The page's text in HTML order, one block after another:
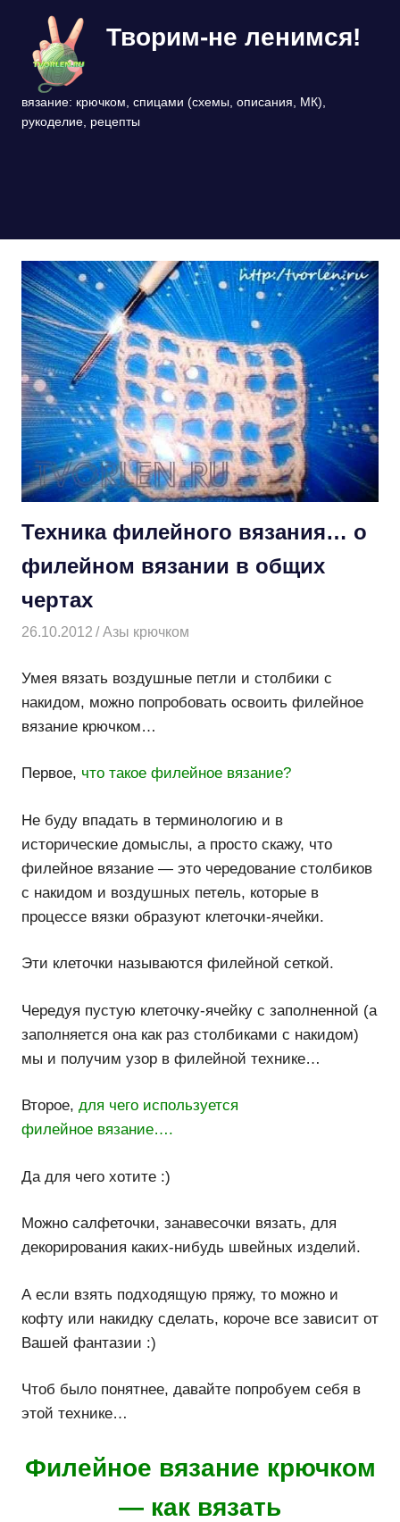
содержимому
Творим-не ленимся!
вязание: крючком, спицами (схемы, описания, МК),
рукоделие, рецепты
Техника филейного вязания… о
филейном вязании в общих
чертах
26.10.2012 Творогова Елена
Азы крючком
Умея вязать воздушные петли и столбики с
накидом, можно попробовать освоить филейное
вязание крючком…
Первое, что такое филейное вязание?
Не буду впадать в терминологию и в
исторические домыслы, а просто скажу, что
филейное вязание — это чередование столбиков
с накидом и воздушных петель, которые в
процессе вязки образуют клеточки-ячейки.
Эти клеточки называются филейной сеткой.
Чередуя пустую клеточку-ячейку с заполненной (а
заполняется она как раз столбиками с накидом)
мы и получим узор в филейной технике…
Второе, для чего используется
филейное вязание….
Да для чего хотите :)
Можно салфеточки, занавесочки вязать, для
декорирования каких-нибудь швейных изделий.
А если взять подходящую пряжу, то можно и
кофту или накидку сделать, короче все зависит от
Вашей фантазии :)
Чтоб было понятнее, давайте попробуем себя в
этой технике…
Филейное вязание крючком
— как вязать